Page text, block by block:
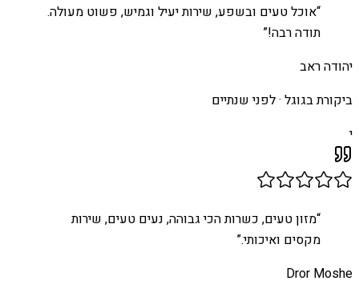
“אוכל טעים ובשפע, שירות יעיל וגמיש, פשוט מעולה.
תודה רבה!”
יהודה ראב
ביקורת בגוגל ·לפני שנתיים
י
“מזון טעים, כשרות הכי גבוהה, נעים טעים, שירות
מקסים ואיכותי.”
Dror Moshe